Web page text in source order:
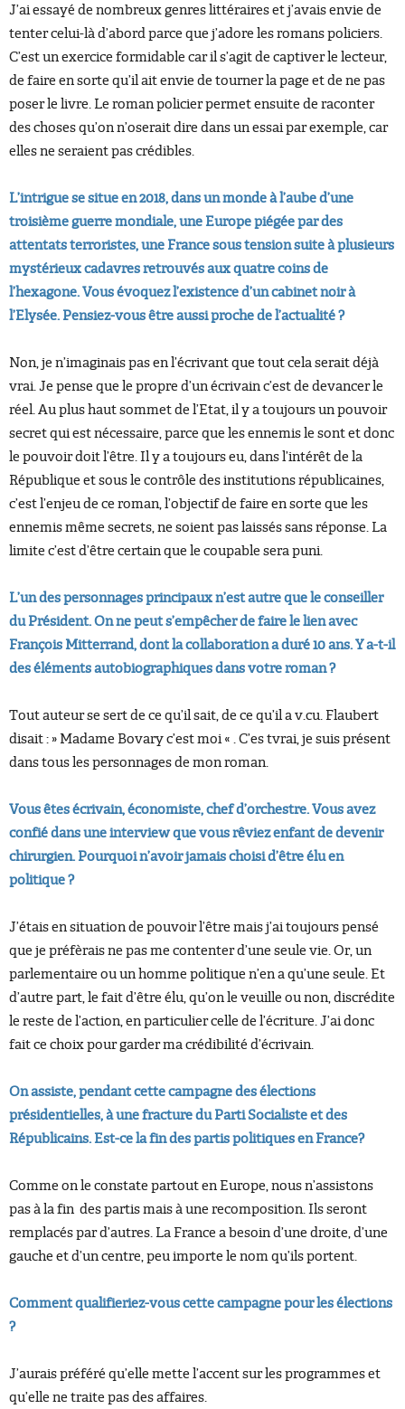
J’ai essayé de nombreux genres littéraires et j’avais envie de
tenter celui-là d’abord parce que j’adore les romans policiers.
C’est un exercice formidable car il s’agit de captiver le lecteur,
de faire en sorte qu’il ait envie de tourner la page et de ne pas
poser le livre. Le roman policier permet ensuite de raconter
des choses qu’on n’oserait dire dans un essai par exemple, car
elles ne seraient pas crédibles.
L’intrigue se situe en 2018, dans un monde à l’aube d’une
troisième guerre mondiale, une Europe piégée par des
attentats terroristes, une France sous tension suite à plusieurs
mystérieux cadavres retrouvés aux quatre coins de
l’hexagone. Vous évoquez l’existence d’un cabinet noir à
l’Elysée. Pensiez-vous être aussi proche de l’actualité ?
Non, je n’imaginais pas en l’écrivant que tout cela serait déjà
vrai. Je pense que le propre d’un écrivain c’est de devancer le
réel. Au plus haut sommet de l’Etat, il y a toujours un pouvoir
secret qui est nécessaire, parce que les ennemis le sont et donc
le pouvoir doit l’être. Il y a toujours eu, dans l’intérêt de la
République et sous le contrôle des institutions républicaines,
c’est l’enjeu de ce roman, l’objectif de faire en sorte que les
ennemis même secrets, ne soient pas laissés sans réponse. La
limite c’est d’être certain que le coupable sera puni.
L’un des personnages principauxn’est autre que le conseiller
du Président. On ne peut s’empêcher de faire le lien avec
François Mitterrand, dont la collaboration a duré 10 ans. Y a-t-il
des éléments autobiographiques dans votre roman ?
Tout auteur se sert de ce qu’il sait, de ce qu’il a v.cu. Flaubert
disait : » Madame Bovary c’est moi « . C’es tvrai, je suis présent
dans tous les personnages de mon roman.
Vous êtes écrivain, économiste,chef d’orchestre. Vous avez
confié dans une interview que vous rêviez enfant de devenir
chirurgien. Pourquoi n’avoir jamais choisi d’être élu en
politique ?
J’étais en situation de pouvoir l’être mais j’ai toujours pensé
que je préfèrais ne pas me contenter d’une seule vie. Or, un
parlementaire ou un homme politique n’en a qu’une seule. Et
d’autre part, le fait d’être élu, qu’on le veuille ou non, discrédite
le reste de l’action, en particulier celle de l’écriture. J’ai donc
fait ce choix pour garder ma crédibilité d’écrivain.
On assiste, pendant cette campagnedes élections
présidentielles, à une fracture du Parti Socialiste et des
Républicains. Est-ce la fin des partis politiques en France?
Comme on le constate partout en Europe, nous n’assistons
pas à la fin des partis mais à une recomposition. Ils seront
remplacés par d’autres. La France a besoin d’une droite, d’une
gauche et d’un centre, peu importe le nom qu’ils portent.
Comment qualifieriez-vous cette campagne pour les élections
?
J’aurais préféré qu’elle mette l’accent sur les programmes et
qu’elle ne traite pas des affaires.